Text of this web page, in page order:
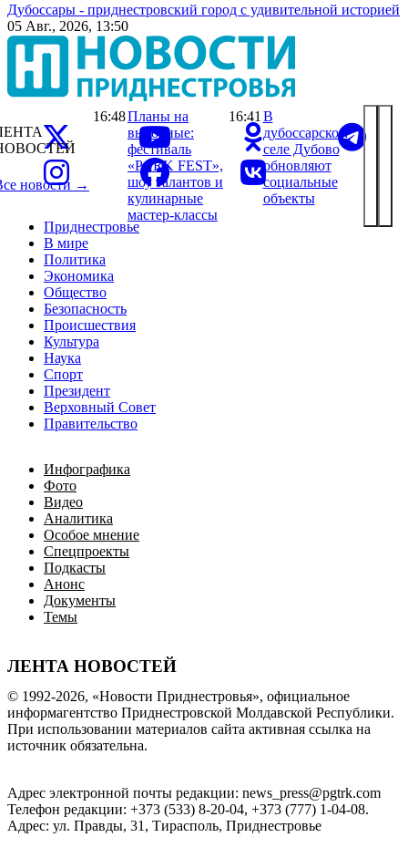
Дубоссары - приднестровский город с удивительной историей
05 Авг., 2026, 13:50
Приднестровье
В мире
Политика
Экономика
Общество
Безопасность
Происшествия
Культура
Наука
Спорт
Президент
Верховный Совет
Правительство
Инфографика
Фото
Видео
Аналитика
Особое мнение
Спецпроекты
Подкасты
Анонс
Документы
Темы
ЛЕНТА НОВОСТЕЙ
новости →
16:48Планы на
выходные:
фестиваль
«PARK FEST»,
шоу талантов и
кулинарные
мастер-классы
16:41 В
дубоссарском
селе Дубово
обновляют
социальные
объекты
© 1992-2026, «Новости Приднестровья», официальное
информагентство Приднестровской Молдавской Республики.
При использовании материалов сайта активная ссылка на
источник обязательна.
Адрес электронной почты редакции: news_press@pgtrk.com
Телефон редакции: +373 (533) 8-20-04, +373 (777) 1-04-08.
Адрес: ул. Правды, 31, Тирасполь, Приднестровье